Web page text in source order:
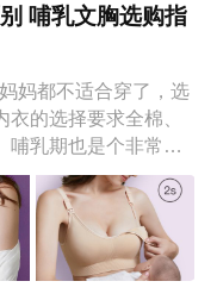
哺乳文胸选购指
妈都不适合穿了，选
的选择要求全棉、
哺乳期也是个非常时